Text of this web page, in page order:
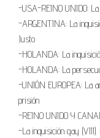
-USA-REINO UNIDO:
-ARGENTINA: La
Justo
-HOLANDA: La
-HOLANDA: La
-UNIÓN EUROPEA: La
prisión
-REINO UNIDO Y
-La inquisición gay